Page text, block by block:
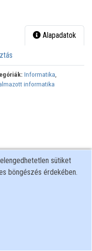
Alapadatok
Informatika,
informatika
sütiket
böngészés érdekében.